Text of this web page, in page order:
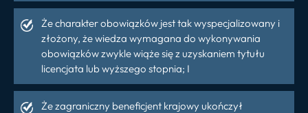
Że charakter obowiązków jest tak wyspecjalizowany i
złożony, że wiedza wymagana do wykonywania
obowiązków zwykle wiąże się z uzyskaniem tytułu
licencjata lub wyższego stopnia; I
Że zagraniczny beneficjent krajowy ukończył